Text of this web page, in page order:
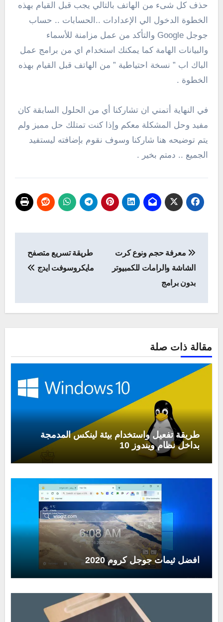
حذف كل شىء من الهاتف بالتالي يجب قبل القيام بهذه
الخطوة الدخول الي الإعدادات ..الحسابات .. حساب
جوجل Google والتأكد من عمل مزامنة للأسماء
والبيانات الهامة كما يمكنك استخدام اي من برامج عمل
الباك اب ” نسخة احتياطية ” من الهاتف قبل القيام بهذه
الخطوة .
في النهاية أتمني ان تشاركنا أي من الحلول السابقة كان
مفيد وحل المشكلة معكم وإذا كنت تمتلك حل مميز ولم
يتم توضيحه هنا شاركنا وسوف نقوم بإضافته ليستفيد
الجميع .. دمتم بخير .
المقالات
معرفة حجم ونوع كرت
الشاشة والرامات للكمبيوتر
بدون برامج
طريقة تسريع متصفح
مايكروسوفت ايدج
مقالة ذات صلة
طريقة تفعيل واستخدام بيئة لينكس المدمجة
بداخل نظام ويندوز 10
افضل ثيمات جوجل كروم 2020